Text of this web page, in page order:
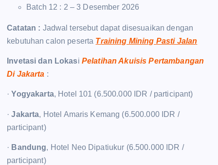
Batch 12 : 2 – 3 Desember 2026
Catatan : Jadwal tersebut dapat disesuaikan dengan
kebutuhan calon peserta Training Mining Pasti Jalan
Invetasi dan Lokasi Pelatihan Akuisis Pertambangan
Di Jakarta :
· Yogyakarta, Hotel 101 (6.500.000 IDR / participant)
·Jakarta, Hotel Amaris Kemang (6.500.000 IDR /
participant)
· Bandung, Hotel Neo Dipatiukur (6.500.000 IDR /
participant)